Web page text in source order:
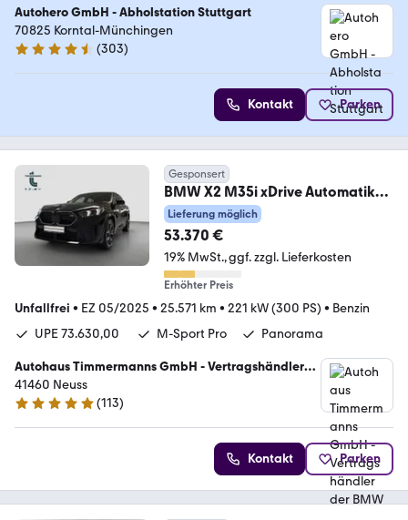
Autohero GmbH - Abholstation Stuttgart
70825 Korntal-Münchingen
4.4 Sterne
(303)
Kontakt Parken
Gesponsert
BMW X2 M35i xDrive Automatik
mit Schaltwippen M
Lieferung möglich
53.370 €
19% MwSt. ggf. zzgl. Lieferkosten
Erhöhter Preis
Unfallfrei • EZ 05/2025 • 25.571 km • 221 kW (300 PS) • Benzin
UPE 73.630,00 
M-Sport Pro Panorama
Autohaus Timmermanns GmbH - Vertragshändler
41460 Neuss
4.9 Sterne
(113)
Kontakt Parken